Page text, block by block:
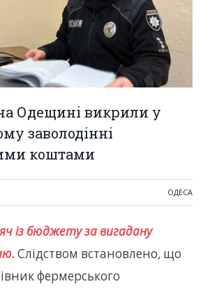
Одещині викрили у
заволодінні
коштами
ОДЕСА
із бюджету за вигадану
Слідством встановлено, що
фермерського